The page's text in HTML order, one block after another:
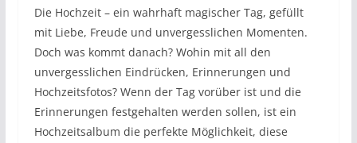
Die Hochzeit – ein wahrhaft magischer Tag, gefüllt
mit Liebe, Freude und unvergesslichen Momenten.
Doch was kommt danach? Wohin mit all den
unvergesslichen Eindrücken, Erinnerungen und
Hochzeitsfotos? Wenn der Tag vorüber ist und die
Erinnerungen festgehalten werden sollen, ist ein
Hochzeitsalbum die perfekte Möglichkeit, diese